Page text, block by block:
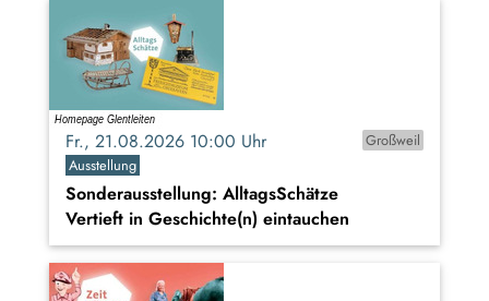
Fr., 21.08.2026 10:00 Uhr
Großweil
Ausstellung
Sonderausstellung: AlltagsSchätze
Vertieft in Geschichte(n) eintauchen